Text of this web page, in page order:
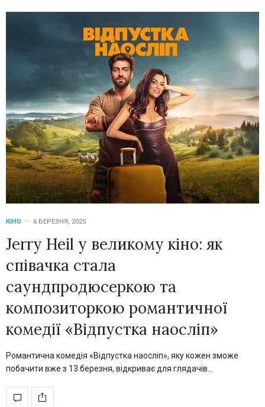
КІНО 6 БЕРЕЗНЯ, 2025
Jerry Heil у великому кіно: як
співачка стала
саундпродюсеркою та
композиторкою романтичної
комедії «Відпустка наосліп»
Романтична комедія «Відпустка наосліп», яку кожен зможе
побачити вже з 13 березня, відкриває для глядачів…